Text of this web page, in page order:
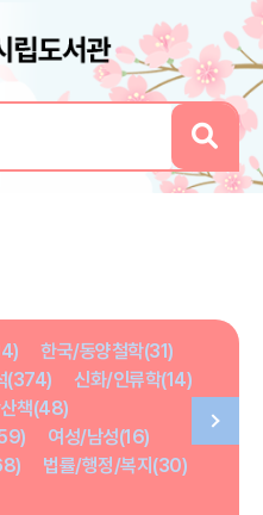
한국/동양철학(31)
(374)
신화/인류학(14)
책(48)
여성/남성(16)
법률/행정/복지(30)